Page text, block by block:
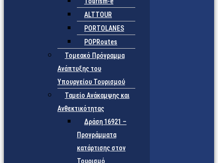
ALTTOUR
PORTOLANES
POPRoutes
Τομεακό Πρόγραμμα
Ανάπτυξης του
Υπουργείου Τουρισμού
Ταμείο Ανάκαμψης και
Ανθεκτικότητας
Δράση 16921 –
Προγράμματα
κατάρτισης στον
Τουρισμό